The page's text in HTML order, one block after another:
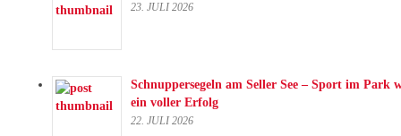
23. JULI 2026
Schnuppersegeln am Seller See – Sport im Park
ein voller Erfolg
22. JULI 2026